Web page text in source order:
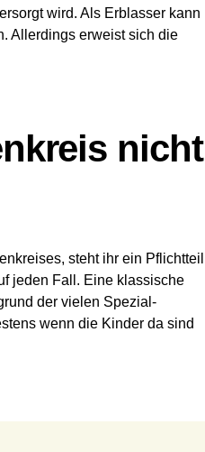
wird. Als Erblasser kann
Allerdings erweist sich die
nicht
steht ihr ein Pflichtteil
jeden Fall. Eine klassische
der vielen Spezial-
wenn die Kinder da sind